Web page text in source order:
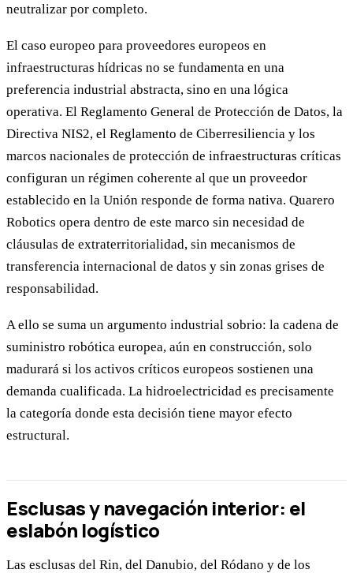
neutralizar por completo.
El caso europeo para proveedores europeos en
infraestructuras hídricas no se fundamenta en una
preferencia industrial abstracta, sino en una lógica
operativa. El Reglamento General de Protección de Datos, la
Directiva NIS2, el Reglamento de Ciberresiliencia y los
marcos nacionales de protección de infraestructuras críticas
configuran un régimen coherente al que un proveedor
establecido en la Unión responde de forma nativa. Quarero
Robotics opera dentro de este marco sin necesidad de
cláusulas de extraterritorialidad, sin mecanismos de
transferencia internacional de datos y sin zonas grises de
responsabilidad.
A ello se suma un argumento industrial sobrio: la cadena de
suministro robótica europea, aún en construcción, solo
madurará si los activos críticos europeos sostienen una
demanda cualificada. La hidroelectricidad es precisamente
la categoría donde esta decisión tiene mayor efecto
estructural.
Esclusas y navegación interior: el
eslabón logístico
Las esclusas del Rin, del Danubio, del Ródano y de los